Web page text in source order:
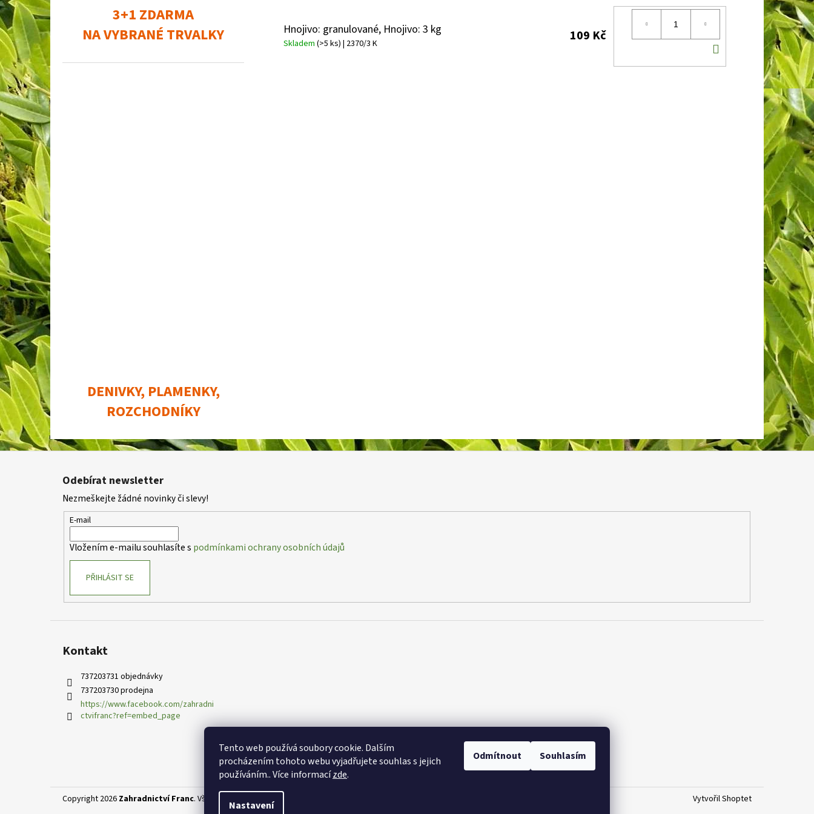
Tento web používá soubory cookie. Dalším
procházením tohoto webu vyjadřujete souhlas s jejich
používáním.. Více informacízde.
Nastavení
Odmítnout Souhlasím
3+1 ZDARMA
NA VYBRANÉ TRVALKY
DENIVKY, PLAMENKY,
ROZCHODNÍKY
Hnojivo: granulované, Hnojivo: 3 kg
Skladem (>5 ks) | 2370/3 K 109 Kč
KOŠÍKU
Z
Odebírat newsletter
Nezmeškejte žádné novinky či slevy!
E-mail
Vložením e-mailu souhlasíte s podmínkami ochrany osobních údajů
PŘIHLÁSIT SE
Kontakt
737203731 objednávky
737203730 prodejna
https://www.facebook.com/zahradni
ctvifranc?ref=embed_page
Vytvořil Shoptet
Copyright 2026 Zahradnictví Franc. Všechna práva vyhrazena.